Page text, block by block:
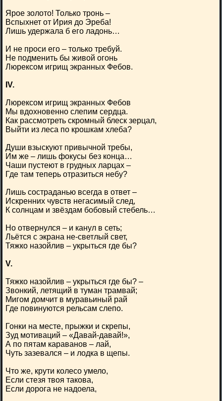
Ярое золото! Только тронь –
Вспыхнет от Ирия до Эреба!
Лишь удержала б его ладонь…
И не проси его – только требуй.
Не подменить бы живой огонь
Люрексом игрищ экранных Фебов.
IV.
Люрексом игрищ экранных Фебов
Мы вдохновенно слепим сердца.
Как рассмотреть скромный блеск зерцал,
Выйти из леса по крошкам хлеба?
Души взыскуют привычной требы,
Им же – лишь фокусы без конца…
Чаши пустеют в грудных ларцах –
Где там теперь отразиться небу?
Лишь состраданью всегда в ответ –
Искренних чувств негасимый след,
К солнцам и звёздам бобовый стебель…
Но отвернулся – и канул в сеть;
Льётся с экрана не-светлый свет,
Тяжко назойлив – укрыться где бы?
V.
Тяжко назойлив – укрыться где бы? –
Звонкий, летящий в туман трамвай;
Мигом домчит в муравьиный рай
Где повинуются рельсам слепо.
Гонки на месте, прыжки и скрепы,
Зуд мотиваций – «Давай-давай!»,
А по пятам караванов – лай,
Чуть зазевался – и лодка в щепы.
Что же, крути колесо умело,
Если стезя твоя такова,
Если дорога не надоела,